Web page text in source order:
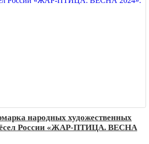
народных художественных
России «ЖАР-ПТИЦА. ВЕСНА